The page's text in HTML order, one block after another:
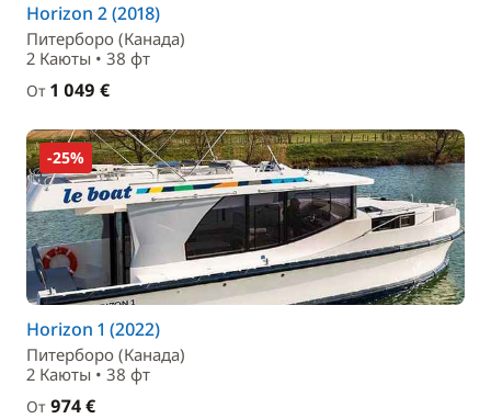
Horizon 2 (2018)
Питерборо (Канада)
2 Каюты • 38 фт
От 1 049 €
-25%
Horizon 1 (2022)
Питерборо (Канада)
2 Каюты • 38 фт
От 974 €